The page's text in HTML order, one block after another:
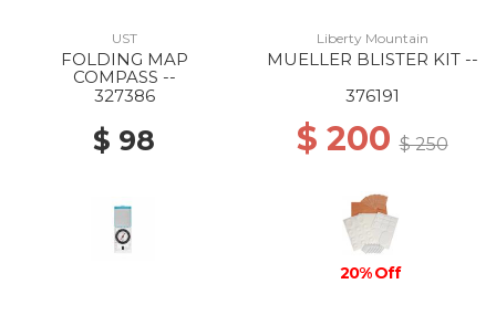
UST
FOLDING MAP
COMPASS --
327386
$ 98
Liberty Mountain
MUELLER BLISTER KIT --
376191
$ 200$ 250
20% Off